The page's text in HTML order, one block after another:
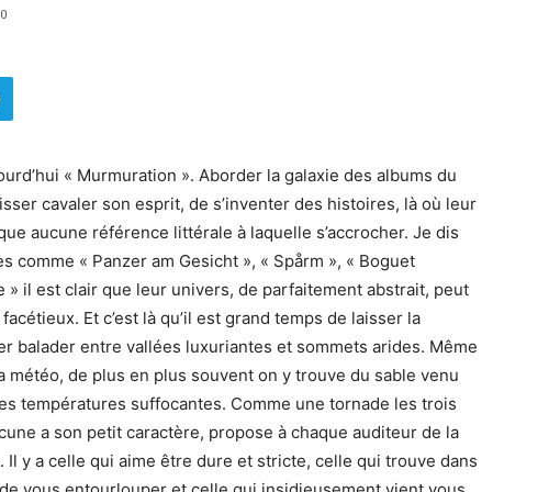
0
« Murmuration ». Aborder la galaxie des albums du
cavaler son esprit, de s’inventer des histoires, là où leur
aucune référence littérale à laquelle s’accrocher. Je dis
comme « Panzer am Gesicht », « Spårm », « Boguet
» il est clair que leur univers, de parfaitement abstrait, peut
Et c’est là qu’il est grand temps de laisser la
balader entre vallées luxuriantes et sommets arides. Même
météo, de plus en plus souvent on y trouve du sable venu
températures suffocantes. Comme une tornade les trois
a son petit caractère, propose à chaque auditeur de la
y a celle qui aime être dure et stricte, celle qui trouve dans